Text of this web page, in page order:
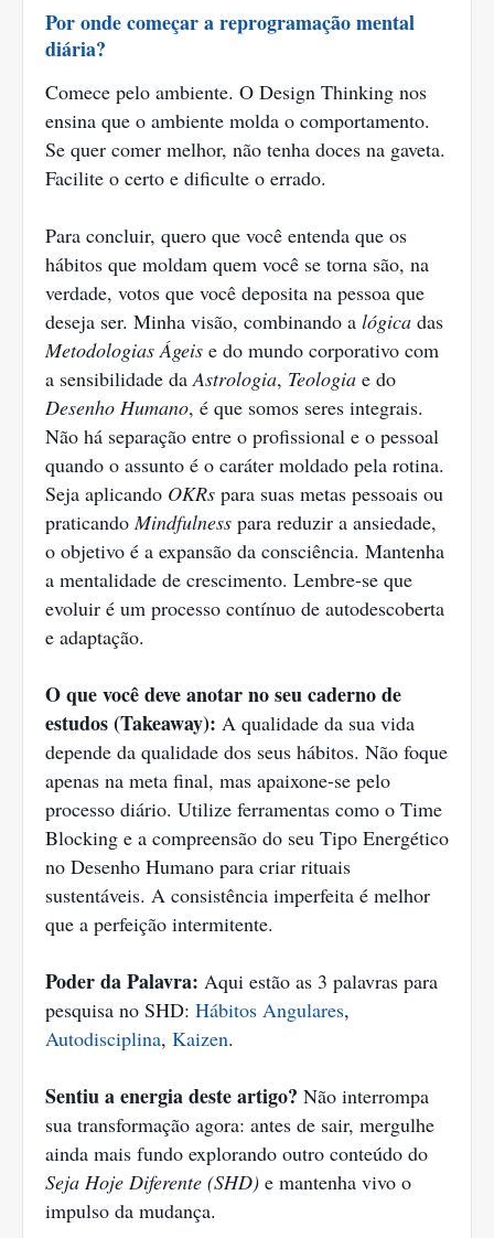
Por onde começar a reprogramação mental
diária?
Comece pelo ambiente. O Design Thinking nos
ensina que o ambiente molda o comportamento.
Se quer comer melhor, não tenha doces na gaveta.
Facilite o certo e dificulte o errado.
Para concluir, quero que você entenda que os
hábitos que moldam quem você se torna são, na
verdade, votos que você deposita na pessoa que
deseja ser. Minha visão, combinando a lógica das
Metodologias Ágeis e do mundo corporativo com
a sensibilidade daAstrologia, Teologia e do
Desenho Humano, é que somos seres integrais.
Não há separação entre o profissional e o pessoal
quando o assunto é o caráter moldado pela rotina.
Seja aplicando OKRs para suas metas pessoais ou
praticandoMindfulness para reduzir a ansiedade,
o objetivo é a expansão da consciência. Mantenha
a mentalidade de crescimento. Lembre-se que
evoluir é um processo contínuo de autodescoberta
e adaptação.
O que você deve anotar no seu caderno de
estudos (Takeaway): A qualidade da sua vida
depende da qualidade dos seus hábitos. Não foque
apenas na meta final, mas apaixone-se pelo
processo diário. Utilize ferramentas como o Time
Blocking e a compreensão do seu Tipo Energético
no Desenho Humano para criar rituais
sustentáveis. A consistência imperfeita é melhor
que a perfeição intermitente.
Poder da Palavra: Aqui estão as 3 palavras para
pesquisa no SHD: Hábitos Angulares,
Autodisciplina, Kaizen.
Sentiu a energia deste artigo? Não interrompa
sua transformação agora: antes de sair, mergulhe
ainda mais fundo explorando outro conteúdo do
Seja Hoje Diferente (SHD) e mantenha vivo o
impulso da mudança.